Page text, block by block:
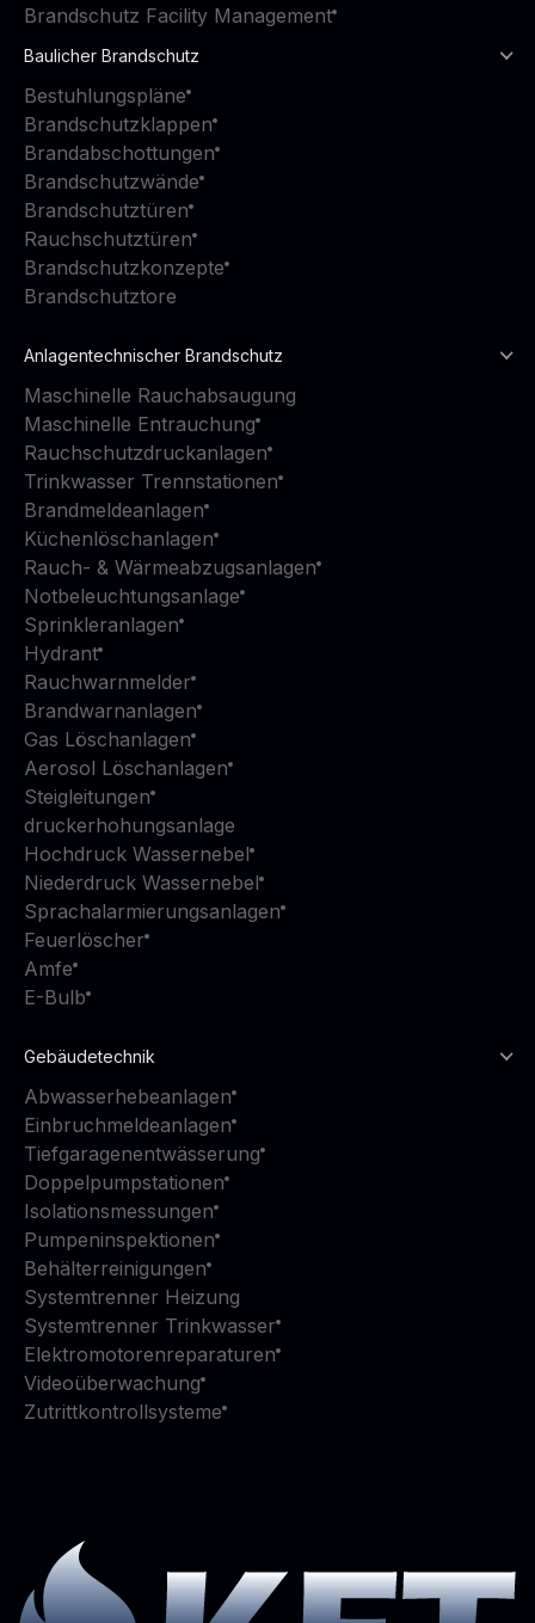
Brandschutz Facility Management
Baulicher Brandschutz
Bestuhlungspläne
Brandschutzklappen
Brandabschottungen
Brandschutzwände
Brandschutztüren
Rauchschutztüren
Brandschutzkonzepte
Brandschutztore
Anlagentechnischer Brandschutz
Maschinelle Rauchabsaugung
Maschinelle Entrauchung
Rauchschutzdruckanlagen
Trinkwasser Trennstationen
Brandmeldeanlagen
Küchenlöschanlagen
Rauch- & Wärmeabzugsanlagen
Notbeleuchtungsanlage
Sprinkleranlagen
Hydrant
Rauchwarnmelder
Brandwarnanlagen
Gas Löschanlagen
Aerosol Löschanlagen
Steigleitungen
druckerhohungsanlage
Hochdruck Wassernebel
Niederdruck Wassernebel
Sprachalarmierungsanlagen
Feuerlöscher
Amfe
E-Bulb
Gebäudetechnik
Abwasserhebeanlagen
Einbruchmeldeanlagen
Tiefgaragenentwässerung
Doppelpumpstationen
Isolationsmessungen
Pumpeninspektionen
Behälterreinigungen
Systemtrenner Heizung
Systemtrenner Trinkwasser
Elektromotorenreparaturen
Videoüberwachung
Zutrittkontrollsysteme